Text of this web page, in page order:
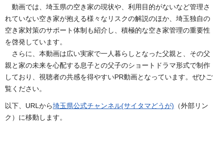
動画では、埼玉県の空き家の現状や、利用目的がないなど管理さ
れていない空き家が抱える様々なリスクの解説のほか、埼玉独自の
空き家対策のサポート体制も紹介し、積極的な空き家管理の重要性
を啓発しています。
さらに、本動画は広い実家で一人暮らしとなった父親と、その父
親と家の未来を心配する息子との父子のショートドラマ形式で制作
しており、視聴者の共感を得やすいPR動画となっています。ぜひご
覧ください。
以下、URLから埼玉県公式チャンネル(サイタマどうが) （外部リン
ク）に移動します。